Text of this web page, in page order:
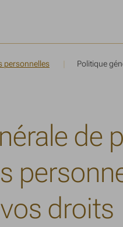
personnelles Politique
de
droits